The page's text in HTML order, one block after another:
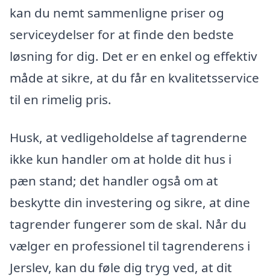
kan du nemt sammenligne priser og
serviceydelser for at finde den bedste
løsning for dig. Det er en enkel og effektiv
måde at sikre, at du får en kvalitetsservice
til en rimelig pris.
Husk, at vedligeholdelse af tagrenderne
ikke kun handler om at holde dit hus i
pæn stand; det handler også om at
beskytte din investering og sikre, at dine
tagrender fungerer som de skal. Når du
vælger en professionel til tagrenderens i
Jerslev, kan du føle dig tryg ved, at dit